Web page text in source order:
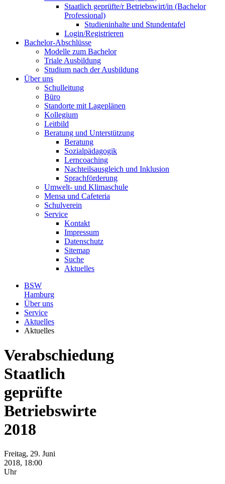
Staatlich geprüfte/r Betriebswirt/in (Bachelor
Professional)
Studieninhalte und Stundentafel
Login/Registrieren
Bachelor-Abschlüsse
Modelle zum Bachelor
Triale Ausbildung
Studium nach der Ausbildung
Über uns
Schulleitung
Büro
Standorte mit Lageplänen
Kollegium
Leitbild
Beratung und Unterstützung
Beratung
Sozialpädagogik
Lerncoaching
Nachteilsausgleich und Inklusion
Sprachförderung
Umwelt- und Klimaschule
Mensa und Cafeteria
Schulverein
Service
Kontakt
Impressum
Datenschutz
Sitemap
Suche
Aktuelles
BSW
Hamburg
Über uns
Service
Aktuelles
Aktuelles
Verabschiedung
Staatlich
geprüfte
Betriebswirte
2018
Freitag, 29. Juni
2018, 18:00
Uhr